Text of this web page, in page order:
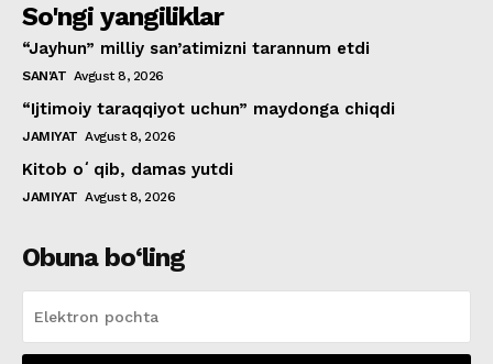
So'ngi yangiliklar
“Jayhun” milliy san’atimizni tarannum etdi
SAN'AT Avgust 8, 2026
“Ijtimoiy taraqqiyot uchun” maydonga chiqdi
JAMIYAT Avgust 8, 2026
Kitob oʻqib, damas yutdi
JAMIYAT Avgust 8, 2026
Obuna bo‘ling